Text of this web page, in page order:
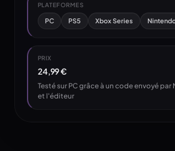
PLATEFORMES
PC PS5 Xbox Series
PRIX
24,99 €
Testé sur PC grâce à un code envoyé par
et l'éditeur